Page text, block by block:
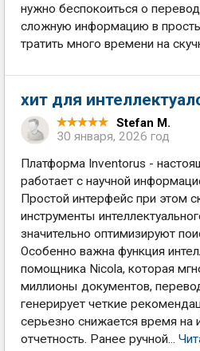
нужно беспокоиться о
сложную информацию в
тратить много времени на
хит для
Stefan M.
30 января, 2026 год
Платформа Inventorus -
работает с научной
Простой интерфейс при этом
инструменты
значительно оптимизируют
Особенно важна функция
помощника Nicola, которая
миллионы документов,
генерирует четкие
серьезно снижается время на
отчетность. Ранее ручной...